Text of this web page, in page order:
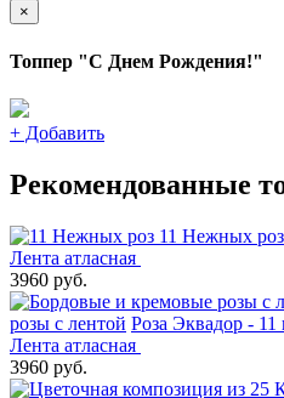
×
Топпер "С Днем Рождения!"
+ Добавить
Рекомендованные
11 Нежных роз
Лента атласная
3960 руб.
розы с лентой Роза Эквадор - 11
Лента атласная
3960 руб.